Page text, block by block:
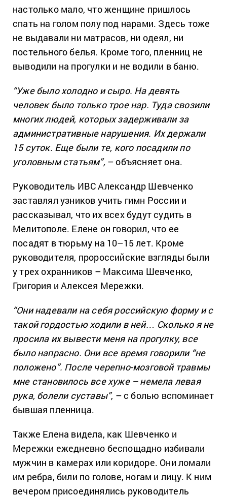
настолько мало, что женщине пришлось
спать на голом полу под нарами. Здесь тоже
не выдавали ни матрасов, ни одеял, ни
постельного белья. Кроме того, пленниц не
выводили на прогулки и не водили в баню.
“Уже было холодно и сыро. На девять
человек было только трое нар. Туда свозили
многих людей, которых задерживали за
административные нарушения. Их держали
15 суток. Еще были те, кого посадили по
уголовным статьям”,– объясняет она.
Руководитель ИВС Александр Шевченко
заставлял узников учить гимн России и
рассказывал, что их всех будут судить в
Мелитополе. Елене он говорил, что ее
посадят в тюрьму на 10–15 лет. Кроме
руководителя, пророссийские взгляды были
у трех охранников – Максима Шевченко,
Григория и Алексея Мережки.
“Они надевали на себя российскую форму и с
такой гордостью ходили в ней… Сколько я не
просила их вывести меня на прогулку, все
было напрасно. Они все время говорили “не
положено”. После черепно-мозговой травмы
мне становилось все хуже – немела левая
рука, болели суставы”, – с болью вспоминает
бывшая пленница.
Также Елена видела, как Шевченко и
Мережки ежедневно беспощадно избивали
мужчин в камерах или коридоре. Они ломали
им ребра, били по голове, ногам и лицу. К ним
вечером присоединялись руководитель